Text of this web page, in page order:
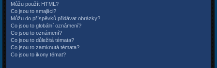
Můžu použít HTML?
Co jsou to smajlíci?
Můžu do příspěvků přidávat obrázky?
Co jsou to globální oznámení?
Co jsou to oznámení?
Co jsou to důležitá témata?
Co jsou to zamknutá témata?
Co jsou to ikony témat?